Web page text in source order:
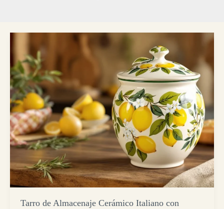
Tarro de Almacenaje Cerámico Italiano con